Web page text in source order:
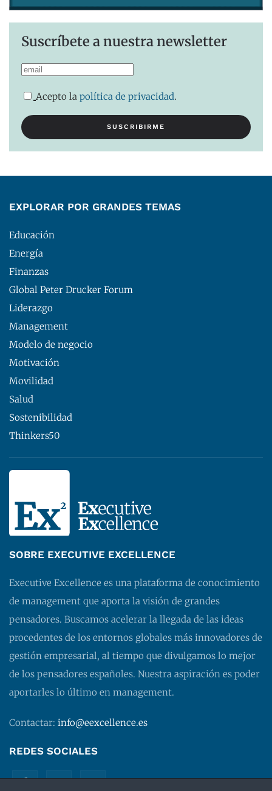
Suscríbete a nuestra newsletter
Acepto la política de privacidad.
EXPLORAR POR GRANDES TEMAS
Educación
Energía
Finanzas
Global Peter Drucker Forum
Liderazgo
Management
Modelo de negocio
Motivación
Movilidad
Salud
Sostenibilidad
Thinkers50
SOBRE EXECUTIVE EXCELLENCE
Executive Excellence es una plataforma de conocimiento
de management que aporta la visión de grandes
pensadores. Buscamos acelerar la llegada de las ideas
procedentes de los entornos globales más innovadores de
gestión empresarial, al tiempo que divulgamos lo mejor
de los pensadores españoles. Nuestra aspiración es poder
aportarles lo último en management.
Contactar: info@eexcellence.es
REDES SOCIALES